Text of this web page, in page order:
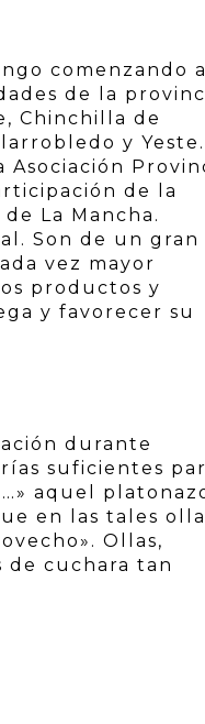
comenzando a
de la
Chinchilla de
y Yeste.
de la
La Mancha.
Son de un gran
vez mayor
productos y
y favorecer su
durante
suficientes
aquel
en las tales
Ollas,
de cuchara tan